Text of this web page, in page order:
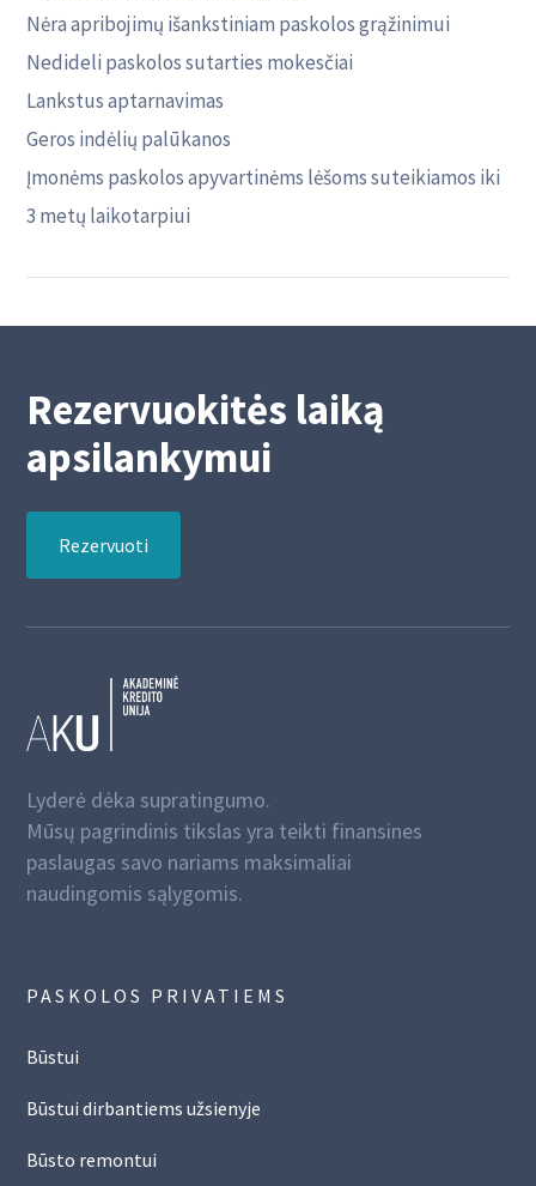
Nėra apribojimų išankstiniam paskolos grąžinimui
Nedideli paskolos sutarties mokesčiai
Lankstus aptarnavimas
Geros indėlių palūkanos
Įmonėms paskolos apyvartinėms lėšoms suteikiamos iki
3 metų laikotarpiui
Rezervuokitės laiką
apsilankymui
Rezervuoti
Lyderė dėka supratingumo.
Mūsų pagrindinis tikslas yra teikti finansines
paslaugas savo nariams maksimaliai
naudingomis sąlygomis.
PASKOLOS PRIVATIEMS
Būstui
Būstui dirbantiems užsienyje
Būsto remontui